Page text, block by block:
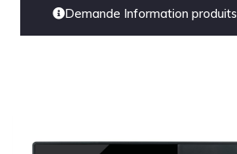
Demande Information produits